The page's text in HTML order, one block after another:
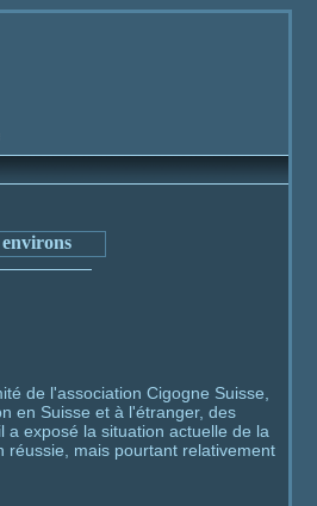
de l'association Cigogne Suisse,
en Suisse et à l'étranger, des
exposé la situation actuelle de la
réussie, mais pourtant relativement